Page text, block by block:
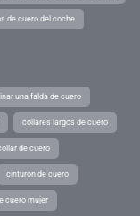
de cuero del coche
una falda de cuero
collares largos de cuero
de cuero
cinturon de cuero
cuero mujer